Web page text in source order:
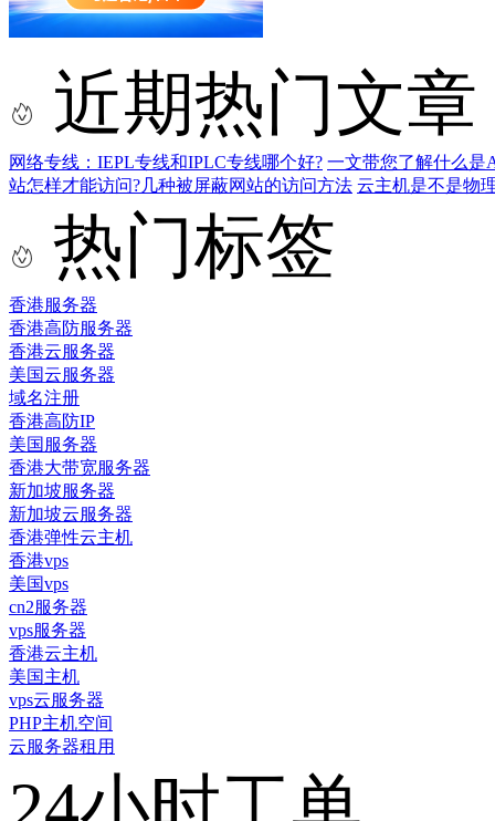
近期热门文章
网络专线：IEPL专线和IPLC专线哪个好? 一文带您了解什么是
站怎样才能访问?几种被屏蔽网站的访问方法 云主机是不是物
热门标签
香港服务器
香港高防服务器
香港云服务器
美国云服务器
域名注册
香港高防IP
美国服务器
香港大带宽服务器
新加坡服务器
新加坡云服务器
香港弹性云主机
香港vps
美国vps
cn2服务器
vps服务器
香港云主机
美国主机
vps云服务器
PHP主机空间
云服务器租用